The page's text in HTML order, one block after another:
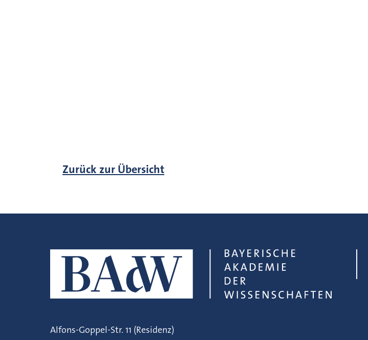
Zurück zur Übersicht
Alfons-Goppel-Str. 11 (Residenz)